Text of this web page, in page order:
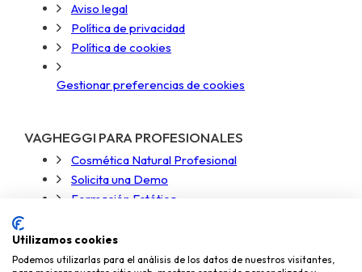
Aviso legal
Política de privacidad
Política de cookies
Gestionar preferencias de cookies
VAGHEGGI PARA PROFESIONALES
Cosmética Natural Profesional
Solicita una Demo
Formación Estética
Utilizamos cookies
Podemos utilizarlas para el análisis de los datos de nuestros visitantes,